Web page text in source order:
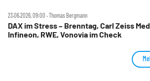
23.06.2026, 09:00 ‧ Thomas Bergmann
DAX im Stress – Brenntag, Carl Zeiss
Infineon, RWE, Vonovia im Check